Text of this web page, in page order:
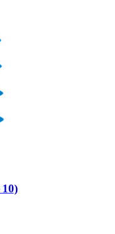
10)